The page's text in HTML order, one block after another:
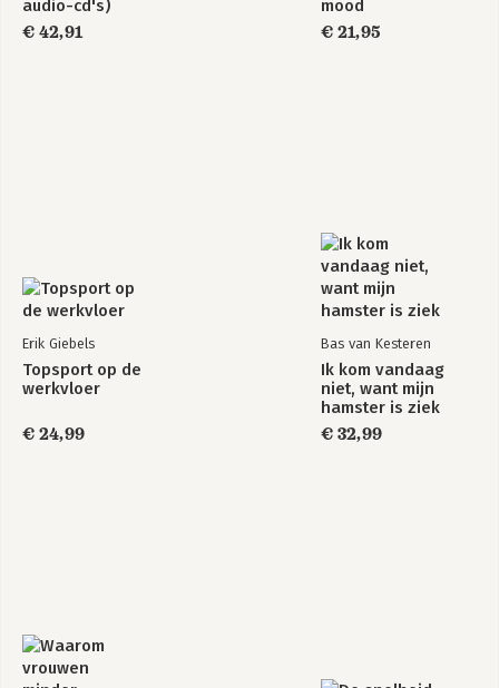
audio-cd's)
€ 42,91
mood
€ 21,95
Erik Giebels
Topsport op de
werkvloer
€ 24,99
Bas van Kesteren
Ik kom vandaag
niet, want mijn
hamster is ziek
€ 32,99